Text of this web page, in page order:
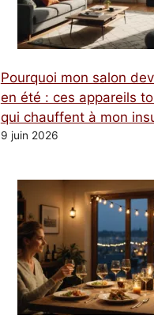
Pourquoi mon salon
en été : ces appareils
qui chauffent à mon
9 juin 2026